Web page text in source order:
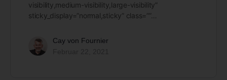
visibility,medium-visibility,large-visibility”
sticky_display=”normal,sticky” class=””…
Cay von Fournier